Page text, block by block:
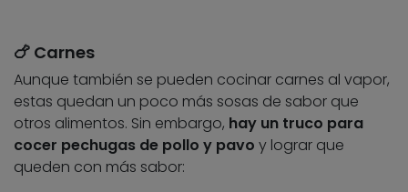
🍗 Carnes
Aunque también se pueden cocinar carnes al vapor,
estas quedan un poco más sosas de sabor que
otros alimentos. Sin embargo, hay un truco para
cocer pechugas de pollo y pavo y lograr que
queden con más sabor: